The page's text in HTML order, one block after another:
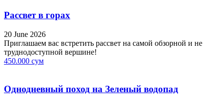
Рассвет в горах
20 June 2026
Приглашаем вас встретить рассвет на самой обзорной и не
труднодоступной вершине!
450.000 сум
Однодневный поход на Зеленый водопад